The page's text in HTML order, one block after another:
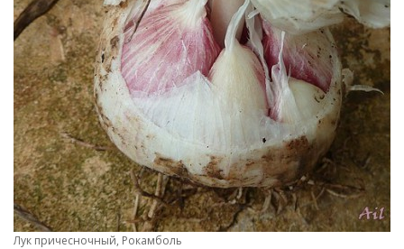
Лук причесночный, Рокамболь